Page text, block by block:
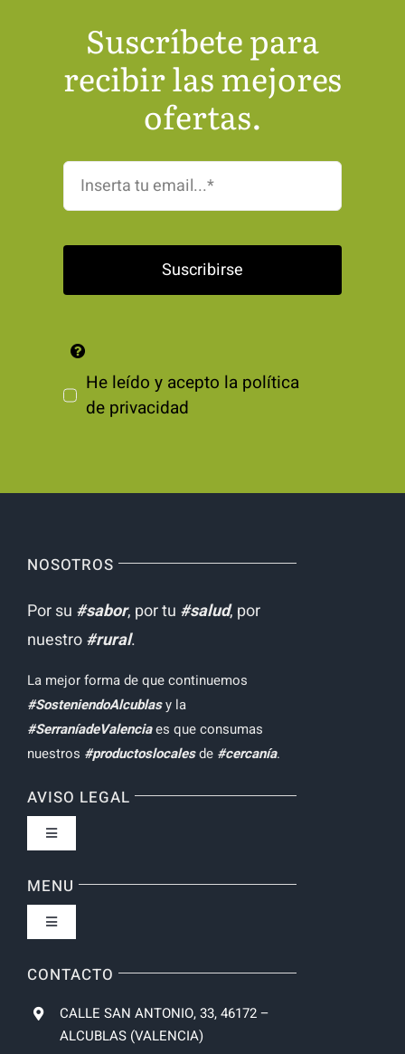
Suscríbete para
recibir las mejores
ofertas.
Suscribirse
He leído y acepto la política
de privacidad
NOSOTROS
Por su #sabor, por tu #salud, por
nuestro#rural.
La mejor forma de que continuemos
#SosteniendoAlcublasy la
#SerraníadeValenciaes que consumas
nuestros #productoslocalesde #cercanía.
AVISO LEGAL
Toggle
Política de privacidad
Condiciones de uso
MENU
Toggle
Inicio
SIGUIENTE TALLER
CONTACTO
CALLE SAN ANTONIO, 33, 46172 –
ALCUBLAS (VALENCIA)